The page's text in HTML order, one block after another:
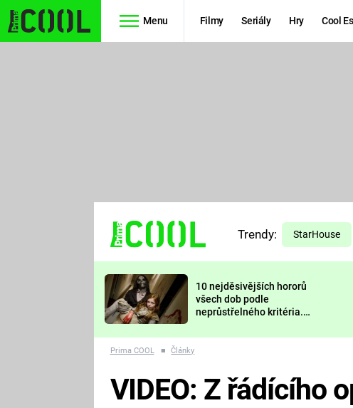
Menu Filmy Seriály Hry Cool
TŘESKU
FUTURAMA
PREDÁTOR
Trendy: StarHouse
10 nejděsivějších hororů
všech dob podle
neprůstřelného kritéria.
nejvíc zvednou tep?
Prima COOL ■ Články
VIDEO: Z řádícího